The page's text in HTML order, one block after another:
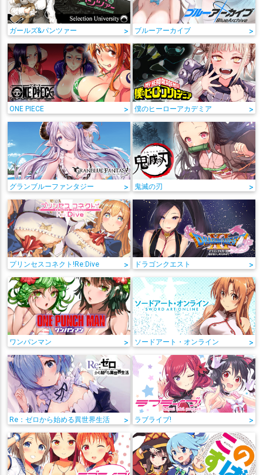
ガールズ&パンツァー > ブルーアーカイブ >
ONE PIECE > 僕のヒーローアカデミア >
グランブルーファンタジー > 鬼滅の刃 >
プリンセスコネクト!Re:Dive > ドラゴンクエスト >
ワンパンマン > ソードアート・オンライン >
Re：ゼロから始める異世界生活 > ラブライブ! >